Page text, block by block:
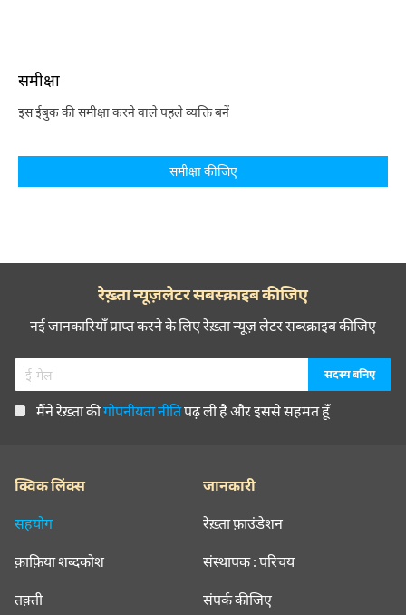
समीक्षा
इस ईबुक की समीक्षा करने वाले पहले व्यक्ति बनें
समीक्षा कीजिए
रेख़्ता न्यूज़लेटर सबस्क्राइब कीजिए
नई जानकारियाँ प्राप्त करने के लिए रेख़्ता न्यूज़ लेटर सब्स्क्राइब कीजिए
मैंने रेख़्ता कीगोपनीयता नीतिपढ़ ली है और इससे सहमत हूँ
क्विक लिंक्स
सहयोग
क़ाफ़िया शब्दकोश
तक़्ती
जानकारी
रेख़्ता फ़ाउंडेशन
संस्थापक : परिचय
संपर्क कीजिए